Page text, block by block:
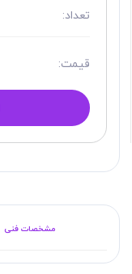
تعداد:
قیمت:
مشخصات فنی